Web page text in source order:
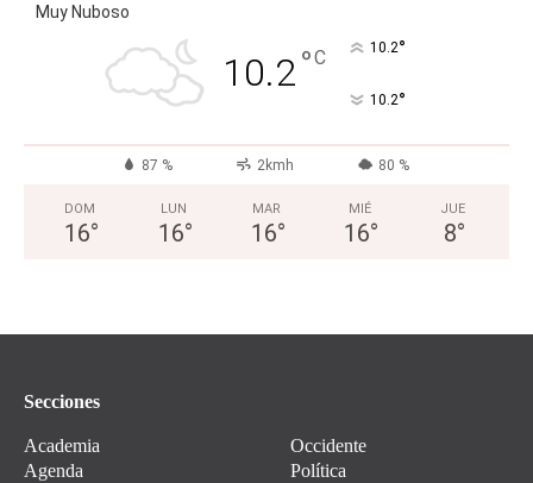
Muy Nuboso
10.2°C 10.2°
10.2°
87 % 2kmh 80 %
DOM
16°
LUN
16°
MAR
16°
MIÉ
16°
JUE
8°
Secciones
Academia
Agenda
Occidente
Política